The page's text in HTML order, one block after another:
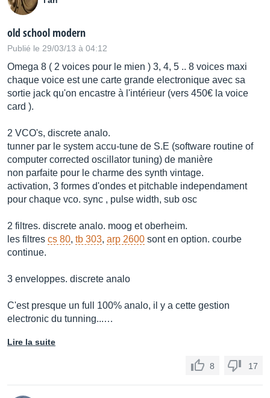
old school modern
Publié le 29/03/13 à 04:12
Omega 8 ( 2 voices pour le mien ) 3, 4, 5 .. 8 voices maxi
chaque voice est une carte grande electronique avec sa
sortie jack qu'on encastre à l'intérieur (vers 450€ la voice
card ).
2 VCO's, discrete analo.
tunner par le system accu-tune de S.E (software routine of
computer corrected oscillator tuning) de manière
non parfaite pour le charme des synth vintage.
activation, 3 formes d'ondes et pitchable independament
pour chaque vco. sync , pulse width, sub osc
2 filtres. discrete analo. moog et oberheim.
les filtres cs 80, tb 303, arp 2600 sont en option. courbe
continue.
3 enveloppes. discrete analo
C'est presque un full 100% analo, il y a cette gestion
electronic du tunning...…
Lire la suite
8 17